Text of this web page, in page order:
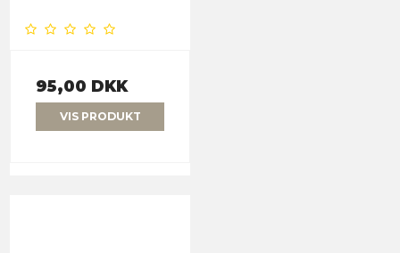
95,00 DKK
VIS PRODUKT